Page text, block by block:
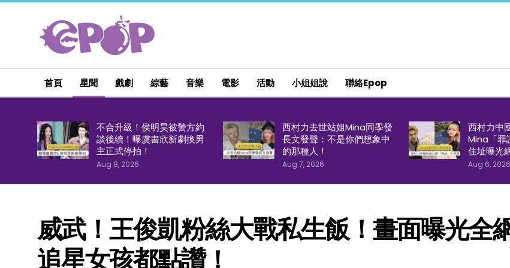
首頁 星聞 戲劇 綜藝 音樂 電影 活動 小姐姐說 聯絡epop
不合升級！侯明昊被警方約
談後續！曝虞書欣新劇換男
主正式停拍！
Aug 8, 2026
西村力去世站姐Mina同學發
長文發聲：不是你們想象中
的那種人！
Aug 7, 2026
西村力中
Mina「罪
住址曝光
Aug 6, 2026
威武！王俊凱粉絲大戰私生飯！畫面曝光全
追星女孩都點讚！